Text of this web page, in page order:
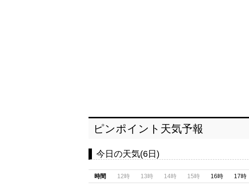
ピンポイント天気予報
今日の天気(6日)
時間
12時 13時 14時 15時 16時 17時